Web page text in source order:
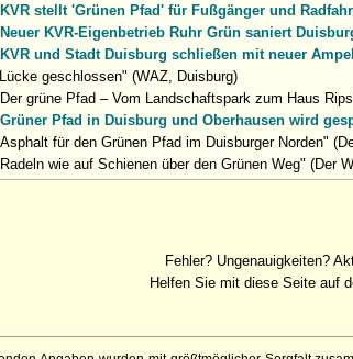
KVR stellt 'Grünen Pfad' für Fußgänger und
Neuer KVR-Eigenbetrieb Ruhr Grün saniert
KVR und Stadt Duisburg schließen mit neuer
geschlossen" (WAZ, Duisburg)
grüne Pfad – Vom Landschaftspark zum Haus
Grüner Pfad in Duisburg und Oberhausen wird
für den Grünen Pfad im Duisburger Norden"
wie auf Schienen über den Grünen Weg" (Der
Fehler? Ungenauigkeiten?
Helfen Sie mit diese Seite auf